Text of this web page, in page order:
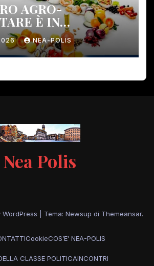
AGRO-
È IN
NEA-POLIS
Nea Polis
Tema: Newsup di Themeansar.
CookieCOS’E’ NEA-POLIS
CLASSE POLITICAINCONTRI